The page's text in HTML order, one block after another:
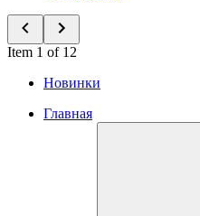
Item 1 of 12
Новинки
Главная